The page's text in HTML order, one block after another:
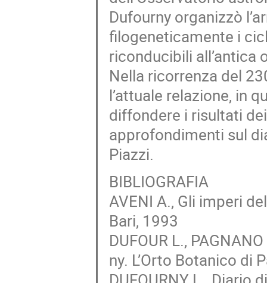
Dufourny organizzò
filogeneticamente i
riconducibili all’antica
Nella ricorrenza del
l’attuale relazione, in
diffondere i risultati
approfondimenti sul
Piazzi.
BIBLIOGRAFIA
AVENI A., Gli imperi
Bari, 1993
DUFOUR L.,
ny. L’Orto Botanico di